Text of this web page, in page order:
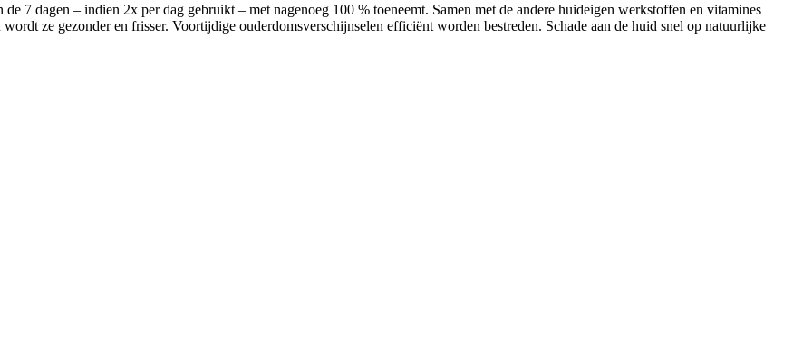
7 dagen – indien 2x per dag gebruikt – met nagenoeg 100 % toeneemt. Samen met de andere huideigen werkstoffen en vitamines
ze gezonder en frisser. Voortijdige ouderdomsverschijnselen efficiënt worden bestreden. Schade aan de huid snel op natuurlijke